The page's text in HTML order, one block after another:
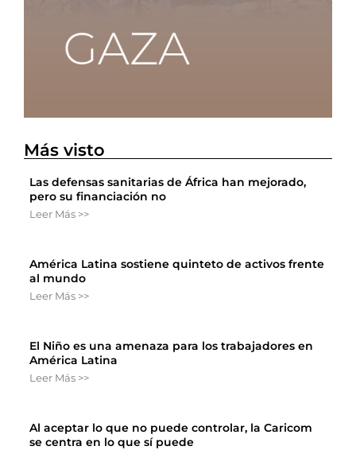
Más visto
Las defensas sanitarias de África han mejorado,
pero su financiación no
Leer Más >>
América Latina sostiene quinteto de activos frente
al mundo
Leer Más >>
El Niño es una amenaza para los trabajadores en
América Latina
Leer Más >>
Al aceptar lo que no puede controlar, la Caricom
se centra en lo que sí puede